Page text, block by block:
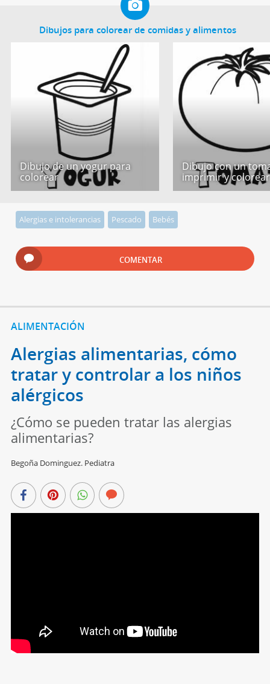
Dibujos para colorear de comidas y alimentos
Dibujo de un yogur para
colorear
Dibujo con un
imprimir y colorear
Alergias e intolerancias Pescado Bebés
COMENTAR
ALIMENTACIÓN
Alergias alimentarias, cómo
tratar y controlar a los niños
alérgicos
¿Cómo se pueden tratar las alergias
alimentarias?
Begoña Dominguez. Pediatra